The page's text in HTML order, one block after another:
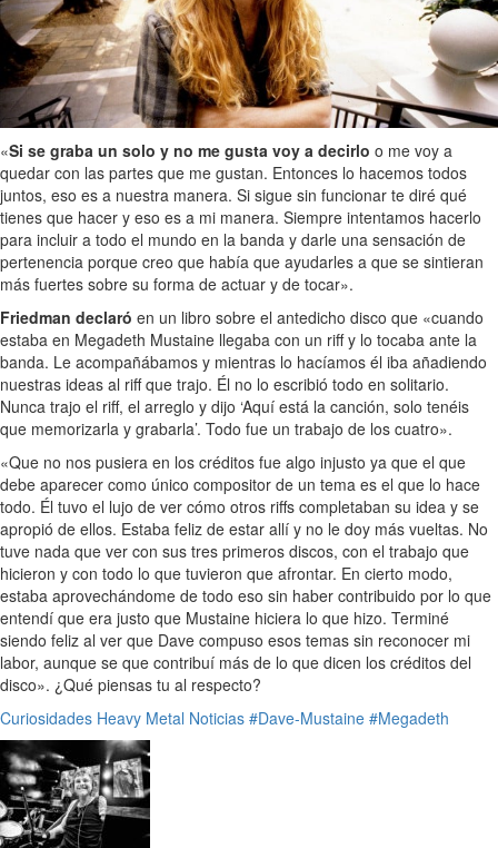
«Si se graba un solo y no me gusta voy a decirlo o me voy a
quedar con las partes que me gustan. Entonces lo hacemos todos
juntos, eso es a nuestra manera. Si sigue sin funcionar te diré qué
tienes que hacer y eso es a mi manera. Siempre intentamos hacerlo
para incluir a todo el mundo en la banda y darle una sensación de
pertenencia porque creo que había que ayudarles a que se sintieran
más fuertes sobre su forma de actuar y de tocar».
Friedman declaró en un libro sobre el antedicho disco que «cuando
estaba en Megadeth Mustaine llegaba con un riff y lo tocaba ante la
banda. Le acompañábamos y mientras lo hacíamos él iba añadiendo
nuestras ideas al riff que trajo. Él no lo escribió todo en solitario.
Nunca trajo el riff, el arreglo y dijo ‘Aquí está la canción, solo tenéis
que memorizarla y grabarla’. Todo fue un trabajo de los cuatro».
«Que no nos pusiera en los créditos fue algo injusto ya que el que
debe aparecer como único compositor de un tema es el que lo hace
todo. Él tuvo el lujo de ver cómo otros riffs completaban su idea y se
apropió de ellos. Estaba feliz de estar allí y no le doy más vueltas. No
tuve nada que ver con sus tres primeros discos, con el trabajo que
hicieron y con todo lo que tuvieron que afrontar. En cierto modo,
estaba aprovechándome de todo eso sin haber contribuido por lo que
entendí que era justo que Mustaine hiciera lo que hizo. Terminé
siendo feliz al ver que Dave compuso esos temas sin reconocer mi
labor, aunque se que contribuí más de lo que dicen los créditos del
disco». ¿Qué piensas tu al respecto?
Curiosidades Heavy Metal Noticias #Dave-Mustaine #Megadeth